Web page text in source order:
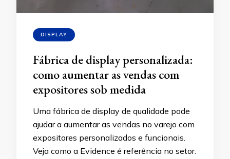
DISPLAY
Fábrica de display personalizada:
como aumentar as vendas com
expositores sob medida
Uma fábrica de display de qualidade pode
ajudar a aumentar as vendas no varejo com
expositores personalizados e funcionais.
Veja como a Evidence é referência no setor.